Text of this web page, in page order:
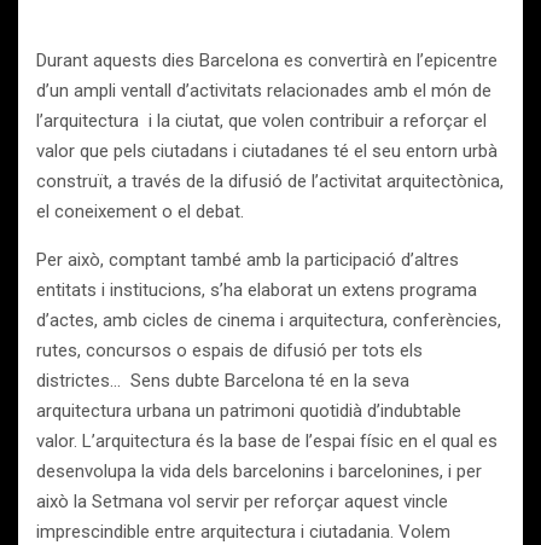
Durant aquests dies Barcelona es convertirà en l’epicentre
d’un ampli ventall d’activitats relacionades amb el món de
l’arquitectura i la ciutat, que volen contribuir a reforçar el
valor que pels ciutadans i ciutadanes té el seu entorn urbà
construït, a través de la difusió de l’activitat arquitectònica,
el coneixement o el debat.
Per això, comptant també amb la participació d’altres
entitats i institucions, s’ha elaborat un extens programa
d’actes, amb cicles de cinema i arquitectura, conferències,
rutes, concursos o espais de difusió per tots els
districtes… Sens dubte Barcelona té en la seva
arquitectura urbana un patrimoni quotidià d’indubtable
valor. L’arquitectura és la base de l’espai físic en el qual es
desenvolupa la vida dels barcelonins i barcelonines, i per
això la Setmana vol servir per reforçar aquest vincle
imprescindible entre arquitectura i ciutadania. Volem